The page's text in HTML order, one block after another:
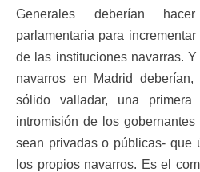
Generales deberían
parlamentaria para
de las instituciones navarras.
navarros en Madrid deberían,
sólido valladar, una
intromisión de los
sean privadas o públicas- que
los propios navarros. Es el